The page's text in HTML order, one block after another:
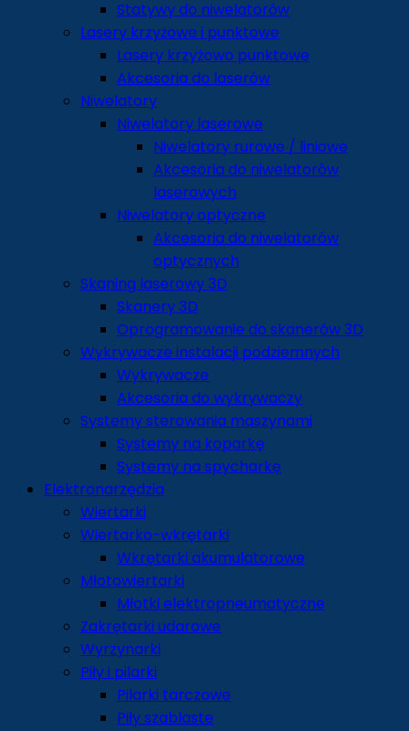
Statywy do niwelatorów
Lasery krzyżowe i punktowe
Lasery krzyżowo punktowe
Akcesoria do laserów
Niwelatory
Niwelatory laserowe
Niwelatory rurowe / liniowe
Akcesoria do niwelatorów
laserowych
Niwelatory optyczne
Akcesoria do niwelatorów
optycznych
Skaning laserowy 3D
Skanery 3D
Oprogramowanie do skanerów 3D
Wykrywacze instalacji podziemnych
Wykrywacze
Akcesoria do wykrywaczy
Systemy sterowania maszynami
Systemy na koparkę
Systemy na spycharkę
Elektronarzędzia
Wiertarki
Wiertarko-wkrętarki
Wkrętarki akumulatorowe
Młotowiertarki
Młotki elektropneumatyczne
Zakrętarki udarowe
Wyrzynarki
Piły i pilarki
Pilarki tarczowe
Piły szablaste